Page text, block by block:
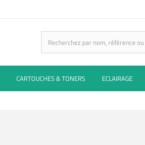
CARTOUCHES & TONERS ECLAIRAGE